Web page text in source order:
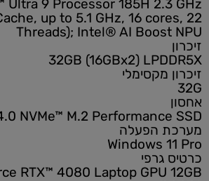
Ultra 9 Processor 185H 2.3 GHz
up to 5.1 GHz, 16 cores, 22
Threads); Intel® AI Boost NPU
זיכרון
32GB (16GBx2) LPDDR5X
זיכרון מקסימלי
32G
אחסון
NVMe™ M.2 Performance SSD
מערכת הפעלה
Windows 11 Pro
כרטיס גרפי
RTX™ 4080 Laptop GPU 12GB